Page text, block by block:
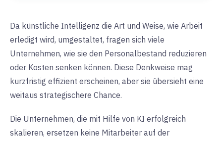
Da künstliche Intelligenz die Art und Weise, wie Arbeit
erledigt wird, umgestaltet, fragen sich viele
Unternehmen, wie sie den Personalbestand reduzieren
oder Kosten senken können. Diese Denkweise mag
kurzfristig effizient erscheinen, aber sie übersieht eine
weitaus strategischere Chance.
Die Unternehmen, die mit Hilfe von KI erfolgreich
skalieren, ersetzen keine Mitarbeiter auf der